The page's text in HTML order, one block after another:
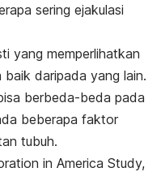
sering ejakulasi
yang memperlihatkan
daripada yang lain.
berbeda-beda pada
beberapa faktor
tubuh.
in America Study,